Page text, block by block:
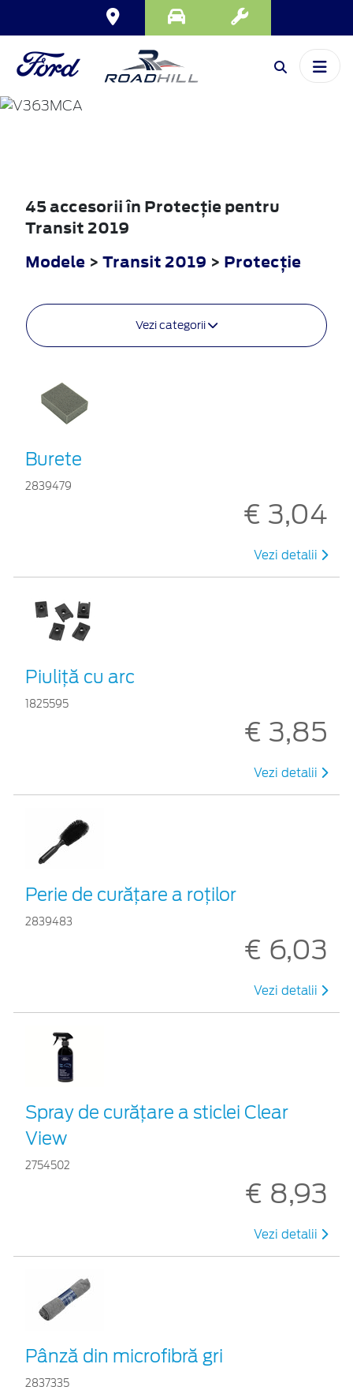
TRANSIT
45 accesorii în Protecţie pentru
Transit 2019
Modele > Transit 2019 > Protecţie
Vezi categorii
Burete
2839479
€ 3,04
Vezi detalii
Piuliță cu arc
1825595
€ 3,85
Vezi detalii
Perie de curățare a roților
2839483
€ 6,03
Vezi detalii
Spray de curățare a sticlei Clear
View
2754502
€ 8,93
Vezi detalii
Pânză din microfibră gri
2837335